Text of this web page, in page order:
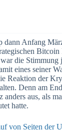
dann Anfang
Bitcoin
die Stimmung
eines seiner
Reaktion der
Denn am
anders aus, als
hatte.
von Seiten der